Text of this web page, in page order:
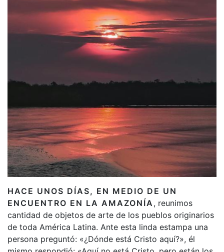
HACE UNOS DÍAS, EN MEDIO DE UN
ENCUENTRO EN LA AMAZONÍA , reunimos
cantidad de objetos de arte de los pueblos originarios
de toda América Latina. Ante esta linda estampa una
persona preguntó: «¿Dónde está Cristo aquí?», él